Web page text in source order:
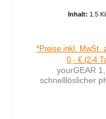
Inhalt: 1.5
*Preise inkl. MwSt.
0,- € (2-4
yourGEAR
schnelllöslicher